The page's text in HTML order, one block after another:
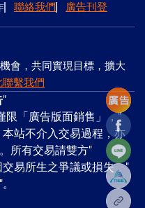
Line
聯絡我們 廣告刊登
會，共同實現目標，擴大
聯繫我們
"
限「廣告版面銷售」，"
本站不介入交易過程，亦
所有交易請雙方"
易所生之爭議或損失，"
"。